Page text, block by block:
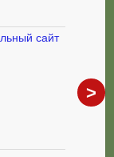
>